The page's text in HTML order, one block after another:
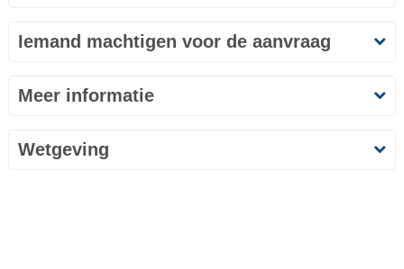
Iemand machtigen voor de aanvraag
Meer informatie
Wetgeving